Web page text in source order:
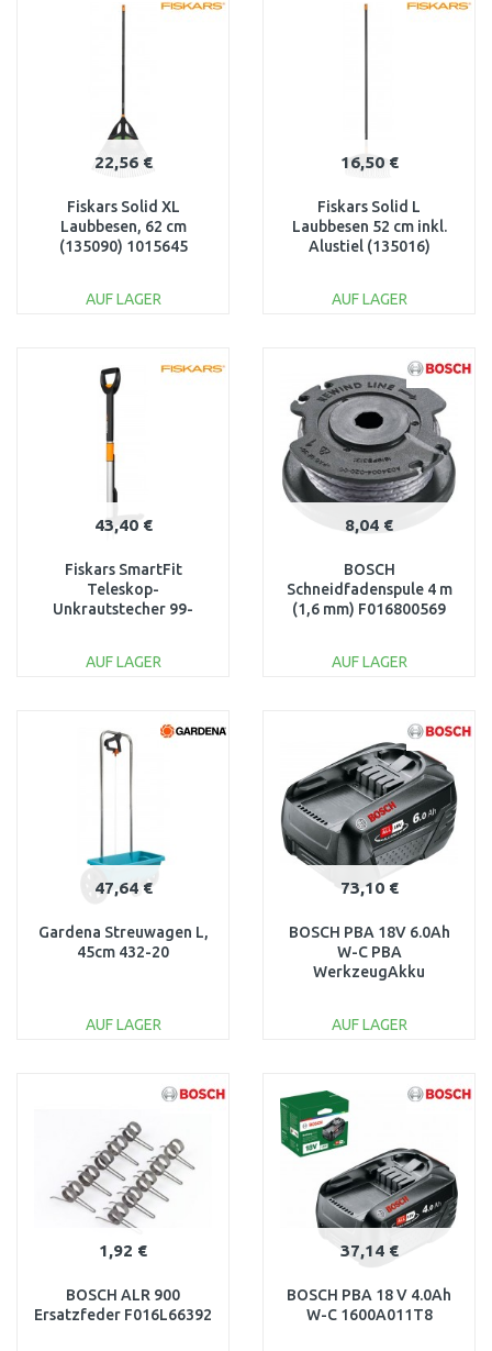
22,56 €
Fiskars Solid XL
Laubbesen, 62 cm
(135090) 1015645
AUF LAGER
Vergleichen
16,50 €
Fiskars Solid L
Laubbesen 52 cm inkl.
Alustiel (135016)
AUF LAGER
Vergleichen
43,40 €
Fiskars SmartFit
Teleskop-
Unkrautstecher 99-
AUF LAGER
Vergleichen
8,04 €
BOSCH
Schneidfadenspule 4 m
(1,6 mm) F016800569
AUF LAGER
Vergleichen
47,64 €
Gardena Streuwagen L,
45cm 432-20
AUF LAGER
73,10 €
BOSCH PBA 18V 6.0Ah
W-C PBA
WerkzeugAkku
AUF LAGER
Vergleichen
1,92 €
BOSCH ALR 900
Ersatzfeder F016L66392
37,14 €
BOSCH PBA 18 V 4.0Ah
W-C 1600A011T8